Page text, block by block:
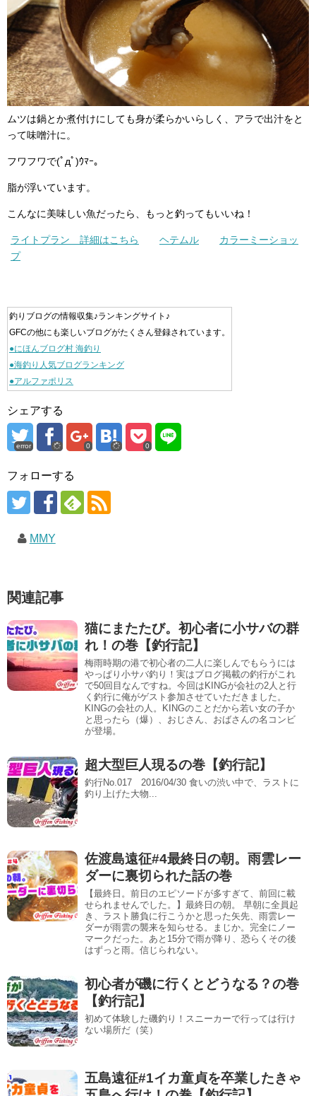
ムツは鍋とか煮付けにしても身が柔らかいらしく、アラで出汁をと
って味噌汁に。
フワフワで(ﾟдﾟ)ｳﾏｰ。
脂が浮いています。
こんなに美味しい魚だったら、もっと釣ってもいいね！
ライトプラン 詳細はこちら ヘテムル
カラーミーショッ
プ
釣りブログの情報収集♪ランキングサイト♪
GFCの他にも楽しいブログがたくさん登録されています。
●にほんブログ村 海釣り
●海釣り人気ブログランキング
●アルファポリス
シェアする
error 0 0
フォローする
MMY
関連記事
猫にまたたび。初心者に小サバの群
れ！の巻【釣行記】
梅雨時期の港で初心者の二人に楽しんでもらうには
やっぱり小サバ釣り！実はブログ掲載の釣行がこれ
で50回目なんですね。今回はKINGが会社の2人と行
く釣行に俺がゲスト参加させていただきました。
KINGの会社の人。KINGのことだから若い女の子か
と思ったら（爆）、おじさん、おばさんの名コンビ
が登場。
超大型巨人現るの巻【釣行記】
釣行No.017 2016/04/30 食いの渋い中で、ラストに
釣り上げた大物...
佐渡島遠征#4最終日の朝。雨雲レー
ダーに裏切られた話の巻
【最終日。前日のエピソードが多すぎて、前回に載
せられませんでした。】最終日の朝。 早朝に全員起
き、ラスト勝負に行こうかと思った矢先、雨雲レー
ダーが雨雲の襲来を知らせる。まじか。完全にノー
マークだった。あと15分で雨が降り、恐らくその後
はずっと雨。信じられない。
初心者が磯に行くとどうなる？の巻
【釣行記】
初めて体験した磯釣り！スニーカーで行っては行け
ない場所だ（笑）
五島遠征#1イカ童貞を卒業したきゃ